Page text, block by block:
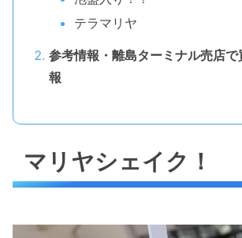
テラマリヤ
参考情報・離島ターミナル売店
報
マリヤシェイク！